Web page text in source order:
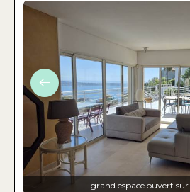
grand espace ouvert sur